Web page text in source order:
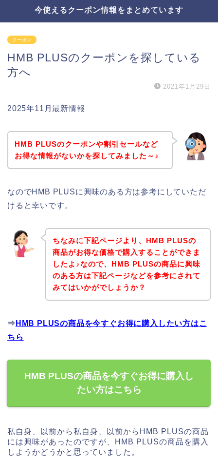
今使えるクーポン情報をまとめています
クーポン
HMB PLUSのクーポンを探している
方へ
2021年1月29日
2025年11月最新情報
HMB PLUSのクーポンや割引セールなど
お得な情報がないかを探してみました～♪
なのでHMB PLUSに興味のある方は参考にしていただ
けると幸いです。
ちなみに下記ページより、HMB PLUSの
商品がお得な価格で購入することができま
したよ♪なので、HMB PLUSの商品に興味
のある方は下記ページなどを参考にされて
みてはいかがでしょうか？
⇒ HMB PLUSの商品を今すぐお得に購入したい方はこ
ちら
HMB PLUSの商品を今すぐお得に購入し
たい方はこちら
私自身、以前から私自身、以前からHMB PLUSの商品
には興味があったのですが、HMB PLUSの商品を購入
しようかどうかと思っていました。